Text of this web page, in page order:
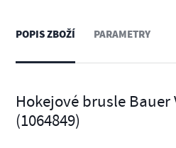
POPIS ZBOŽÍ
Hokejové brusle Bauer
(1064849)
PARAMETRY